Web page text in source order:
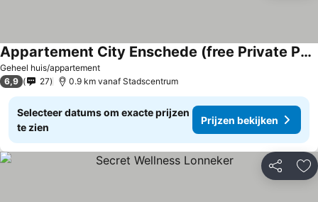
Geheel huis/appartement
Appartement City Enschede (free Private Parking)
6,9 27 0.9 km vanaf Stadscentrum
Selecteer datums om exacte prijzen
te zien
Prijzen bekijken
Delen